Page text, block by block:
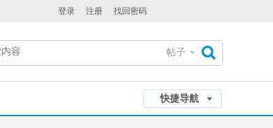
登录 注册 找回密码
帖子
快捷导航